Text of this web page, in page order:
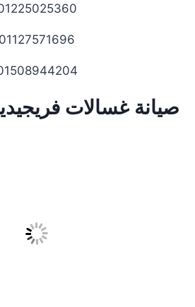
01127571696
صيانة غسالات